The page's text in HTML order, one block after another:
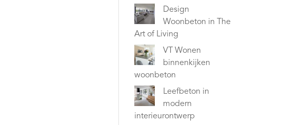
Design
Woonbeton in The
Art of Living
VT Wonen
binnenkijken
woonbeton
Leefbeton in
modern
interieurontwerp